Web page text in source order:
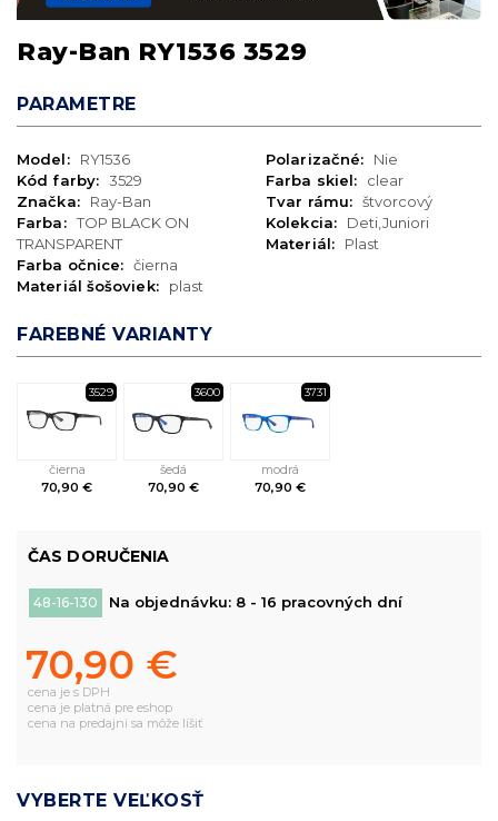
Ray-Ban RY1536 3529
PARAMETRE
Model:
RY1536
Kód farby: 3529
Značka:
Ray-Ban
Farba: TOP BLACK ON
TRANSPARENT
Farba očnice: čierna
Materiál šošoviek:
plast
Polarizačné:
Nie
Farba skiel:
clear
Tvar rámu: štvorcový
Kolekcia:
Deti,Juniori
Materiál:
Plast
FAREBNÉ VARIANTY
3529
čierna
70,90 €
3600
šedá
70,90 €
3731
modrá
70,90 €
ČAS DORUČENIA
48-16-130 Na objednávku: 8 - 16 pracovných dní
70,90 €
cena je s DPH
cena je platná pre eshop
cena na predajni sa môže líšiť
VYBERTE VEĽKOSŤ